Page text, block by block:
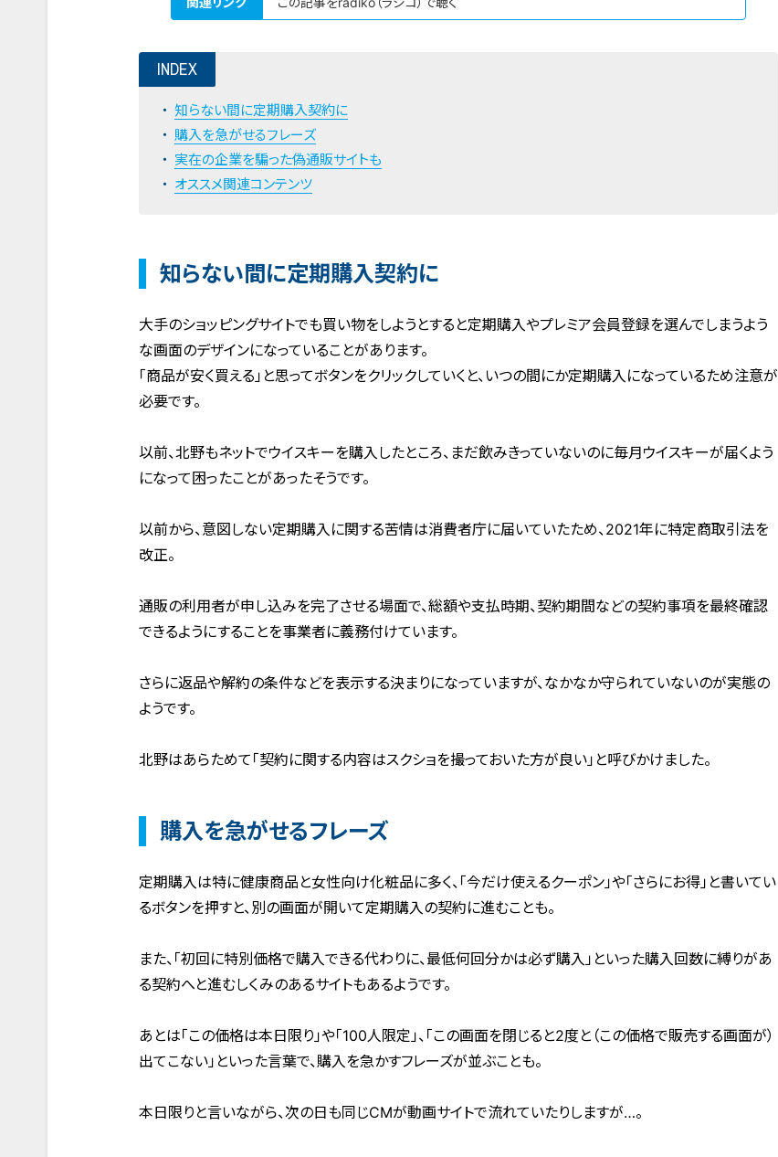
INDEX
知らない間に定期購入契約に
購入を急がせるフレーズ
実在の企業を騙った偽通販サイトも
オススメ関連コンテンツ
知らない間に定期購入契約に
大手のショッピングサイトでも買い物をしようとすると定期購入やプレミア会員登録を選んでしまうよう
な画面のデザインになっていることがあります。
「商品が安く買える」と思ってボタンをクリックしていくと、いつの間にか定期購入になっているため注意が
必要です。
以前、北野もネットでウイスキーを購入したところ、まだ飲みきっていないのに毎月ウイスキーが届くよう
になって困ったことがあったそうです。
以前から、意図しない定期購入に関する苦情は消費者庁に届いていたため、2021年に特定商取引法を
改正。
通販の利用者が申し込みを完了させる場面で、総額や支払時期、契約期間などの契約事項を最終確認
できるようにすることを事業者に義務付けています。
さらに返品や解約の条件などを表示する決まりになっていますが、なかなか守られていないのが実態の
ようです。
北野はあらためて「契約に関する内容はスクショを撮っておいた方が良い」と呼びかけました。
購入を急がせるフレーズ
定期購入は特に健康商品と女性向け化粧品に多く、「今だけ使えるクーポン」や「さらにお得」と書いてい
るボタンを押すと、別の画面が開いて定期購入の契約に進むことも。
また、「初回に特別価格で購入できる代わりに、最低何回分かは必ず購入」といった購入回数に縛りがあ
る契約へと進むしくみのあるサイトもあるようです。
あとは「この価格は本日限り」や「100人限定」、「この画面を閉じると2度と（この価格で販売する画面が）
出てこない」といった言葉で、購入を急かすフレーズが並ぶことも。
本日限りと言いながら、次の日も同じCMが動画サイトで流れていたりしますが…。